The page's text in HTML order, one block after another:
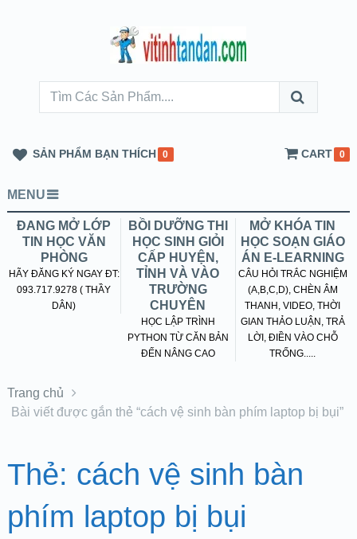
SẢN PHẨM BẠN THÍCH 0 CART 0
MENU
ĐANG MỞ LỚP
TIN HỌC VĂN
PHÒNG
HÃY ĐĂNG KÝ NGAY ĐT:
093.717.9278 ( THẦY
DÂN)
BỒI DƯỠNG THI
HỌC SINH GIỎI
CẤP HUYỆN,
TỈNH VÀ VÀO
TRƯỜNG
CHUYÊN
HỌC LẬP TRÌNH
PYTHON TỪ CĂN BẢN
ĐẾN NÂNG CAO
MỞ KHÓA TIN
HỌC SOẠN GIÁO
ÁN E-LEARNING
CÂU HỎI TRẮC NGHIỆM
(A,B,C,D), CHÈN ÂM
THANH, VIDEO, THỜI
GIAN THẢO LUẬN, TRẢ
LỜI, ĐIỀN VÀO CHỖ
TRỐNG.....
Trang chủ
Bài viết được gắn thẻ “cách vệ sinh bàn phím laptop bị bụi”
Thẻ: cách vệ sinh bàn
phím laptop bị bụi